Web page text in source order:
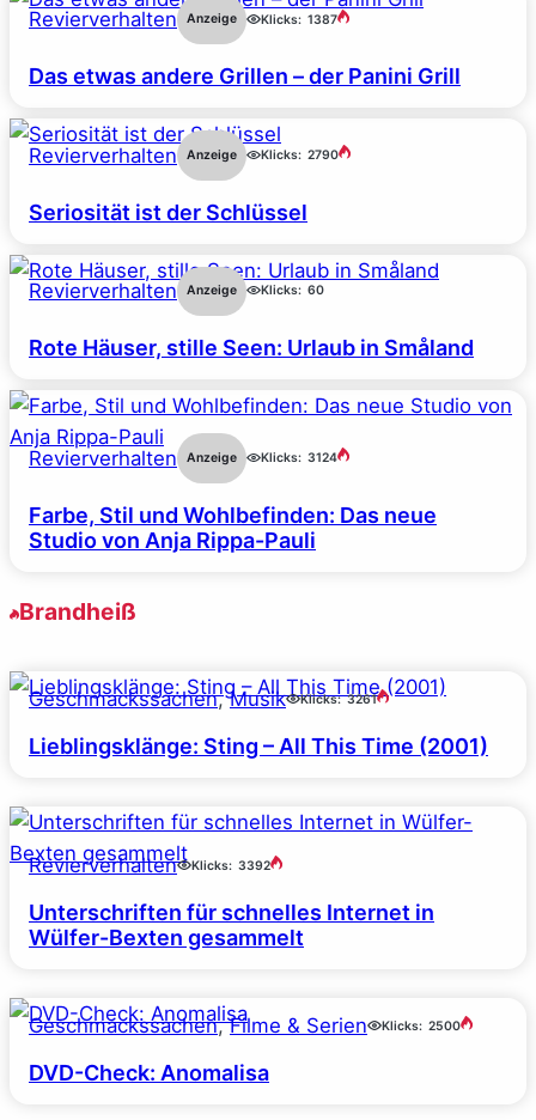
Revierverhalten Anzeige Klicks: 1387
Das etwas andere Grillen – der Panini Grill
Revierverhalten Anzeige Klicks: 2790
Seriosität ist der Schlüssel
Revierverhalten Anzeige Klicks: 60
Rote Häuser, stille Seen: Urlaub in Småland
Revierverhalten Anzeige Klicks: 3124
Farbe, Stil und Wohlbefinden: Das neue
Studio von Anja Rippa-Pauli
Brandheiß
Geschmackssachen, Musik Klicks: 3261
Lieblingsklänge: Sting – All This Time (2001)
Revierverhalten Klicks: 3392
Unterschriften für schnelles Internet in
Wülfer-Bexten gesammelt
Geschmackssachen, Filme & Serien Klicks: 2500
DVD-Check: Anomalisa